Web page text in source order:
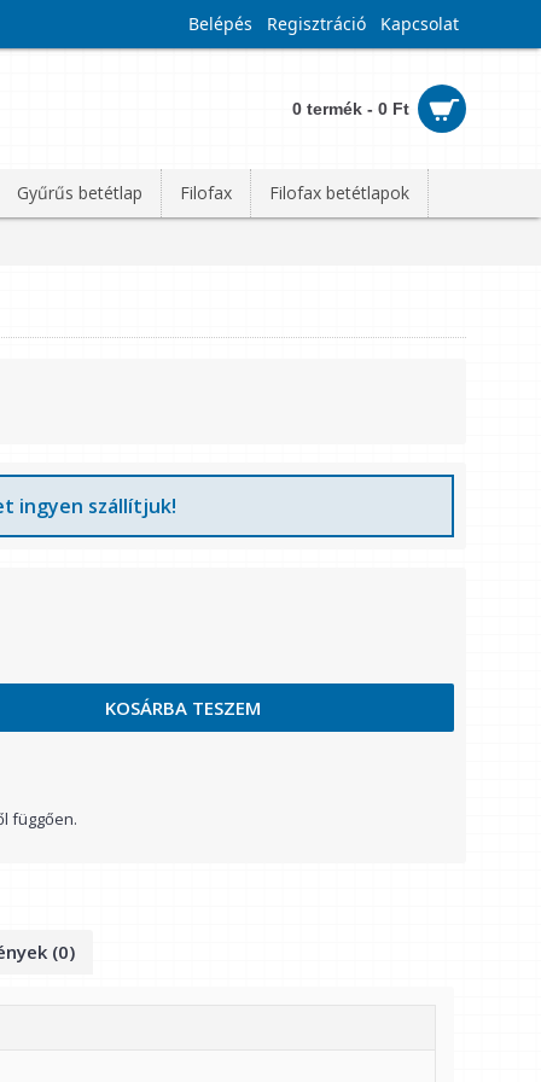
Belépés Regisztráció Kapcsolat
0 termék - 0 Ft
Gyűrűs betétlap Filofax Filofax betétlapok
ingyen szállítjuk!
KOSÁRBA TESZEM
függően.
(0)